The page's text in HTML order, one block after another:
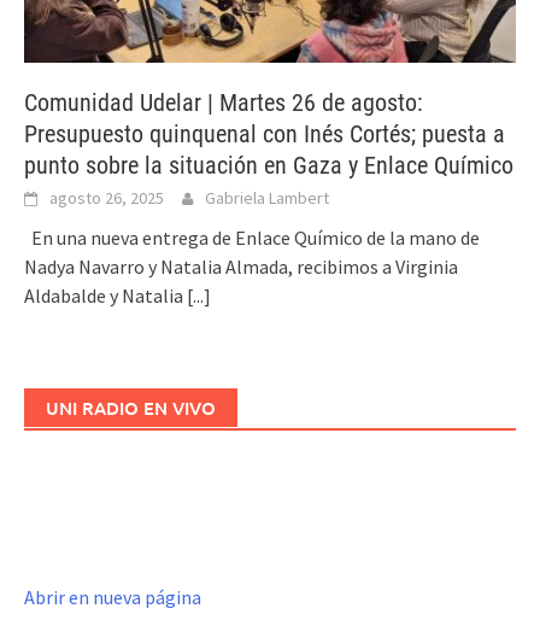
Comunidad Udelar | Martes 26 de agosto:
Presupuesto quinquenal con Inés Cortés; puesta a
punto sobre la situación en Gaza y Enlace Químico
agosto 26, 2025 Gabriela Lambert
En una nueva entrega de Enlace Químico de la mano de
Nadya Navarro y Natalia Almada, recibimos a Virginia
Aldabalde y Natalia [...]
UNI RADIO EN VIVO
Abrir en nueva página